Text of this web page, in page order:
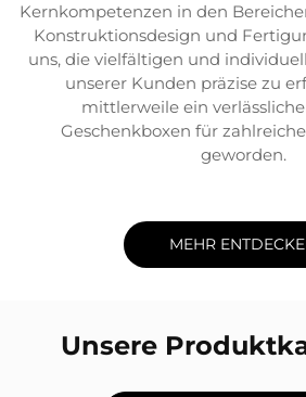
Kernkompetenzen in den
Konstruktionsdesign und
uns, die vielfältigen und
unserer Kunden präzise zu
mittlerweile ein
Geschenkboxen für
geworden.
MEHR
Unsere